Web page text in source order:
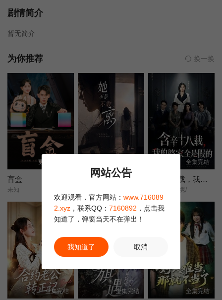
剧情简介
暂无简介
为你推荐 换一换
更新第10集
盲盒
未知
她不是不敢离
全集完结
含辛十八载，我的婆家全是假的
张耀尹/伍京隽/
全集完结 全集完结 全集完结
网站公告
欢迎观看，官方网站： www.716089
2.xyz ，联系QQ： 7160892 ，点击我
知道了，弹窗当天不在弹出！
我知道了 取消